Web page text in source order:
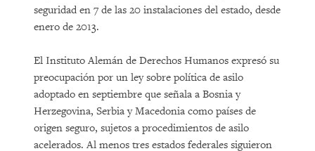
seguridad en 7 de las 20 instalaciones del estado, desde
enero de 2013.
El Instituto Alemán de Derechos Humanos expresó su
preocupación por un ley sobre política de asilo
adoptado en septiembre que señala a Bosnia y
Herzegovina, Serbia y Macedonia como países de
origen seguro, sujetos a procedimientos de asilo
acelerados. Al menos tres estados federales siguieron